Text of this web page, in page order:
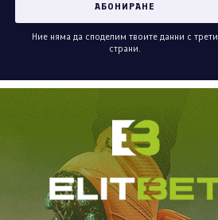
Ние няма да споделим твоите данни с трети
страни.